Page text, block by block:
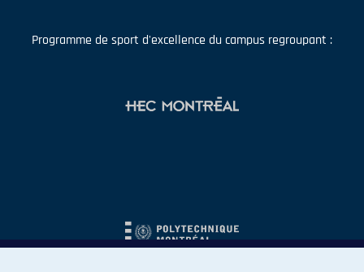
Programme de sport d'excellence du campus regroupant :